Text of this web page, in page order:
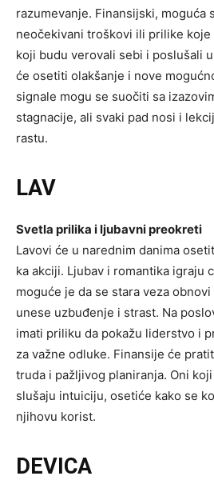
razumevanje. Finansijski, moguća
neočekivani troškovi ili prilike
koji budu verovali sebi i poslušali
će osetiti olakšanje i nove
signale mogu se suočiti sa
stagnacije, ali svaki pad nosi i
rastu.
LAV
Svetla prilika i ljubavni preokreti
Lavovi će u narednim danima
ka akciji. Ljubav i romantika igraju
moguće je da se stara veza
unese uzbuđenje i strast. Na
imati priliku da pokažu liderstvo i
za važne odluke. Finansije će
truda i pažljivog planiranja. Oni
slušaju intuiciju, osetiće kako se
njihovu korist.
DEVICA